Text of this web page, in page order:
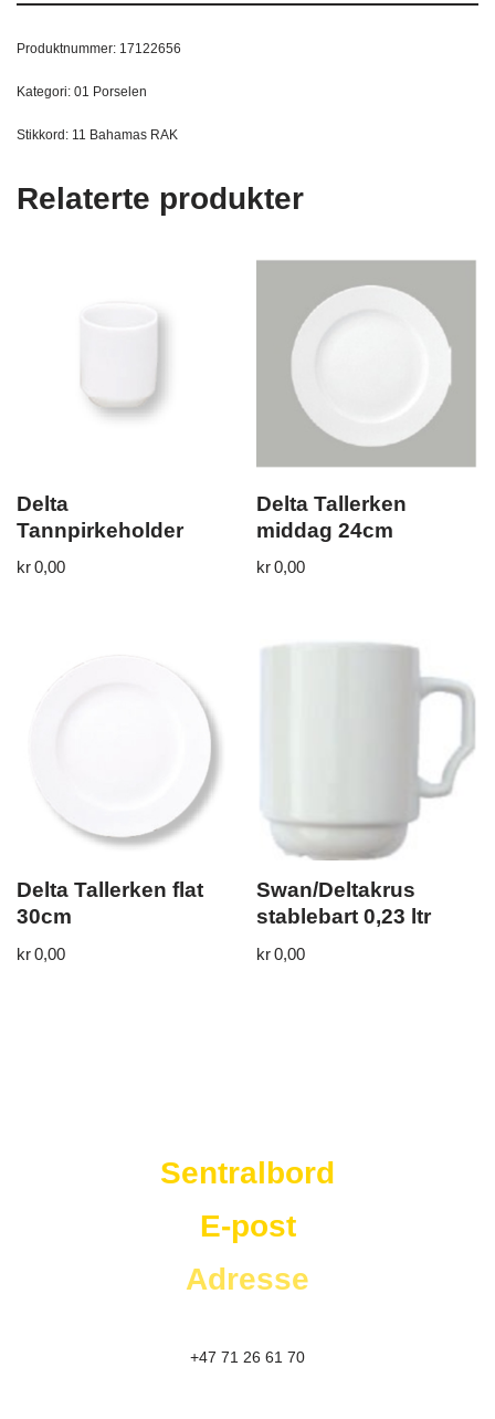
Produktnummer: 17122656
Kategori: 01 Porselen
Stikkord: 11 Bahamas RAK
Relaterte produkter
Delta
Tannpirkeholder
kr0,00
Delta Tallerken
middag 24cm
kr0,00
Delta Tallerken flat
30cm
kr0,00
Swan/Deltakrus
stablebart 0,23 ltr
kr0,00
Sentralbord
E-post
Adresse
+47 71 26 61 70